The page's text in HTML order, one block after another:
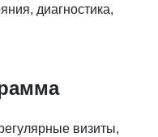
диагностика,
визиты,